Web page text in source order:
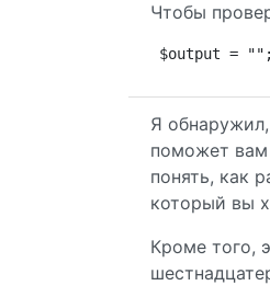
Чтобы
$output =
Я
поможет вам
понять, как
который вы
Кроме того,